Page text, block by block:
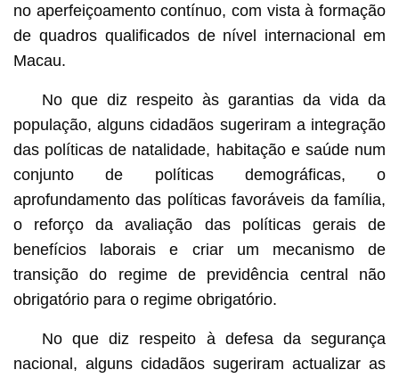
no aperfeiçoamento contínuo, com vista à formação
de quadros qualificados de nível internacional em
Macau.
No que diz respeito às garantias da vida da
população, alguns cidadãos sugeriram a integração
das políticas de natalidade, habitação e saúde num
conjunto de políticas demográficas, o
aprofundamento das políticas favoráveis da família,
o reforço da avaliação das políticas gerais de
benefícios laborais e criar um mecanismo de
transição do regime de previdência central não
obrigatório para o regime obrigatório.
No que diz respeito à defesa da segurança
nacional, alguns cidadãos sugeriram actualizar as